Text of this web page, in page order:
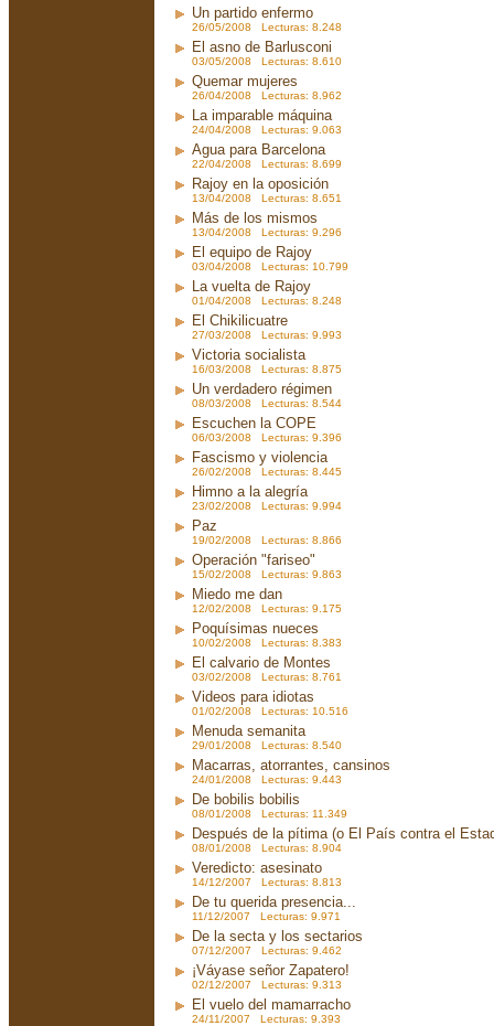
Un partido enfermo
26/05/2008 Lecturas: 8.248
El asno de Barlusconi
03/05/2008 Lecturas: 8.610
Quemar mujeres
26/04/2008 Lecturas: 8.962
La imparable máquina
24/04/2008 Lecturas: 9.063
Agua para Barcelona
22/04/2008 Lecturas: 8.699
Rajoy en la oposición
13/04/2008 Lecturas: 8.651
Más de los mismos
13/04/2008 Lecturas: 9.296
El equipo de Rajoy
03/04/2008 Lecturas: 10.799
La vuelta de Rajoy
01/04/2008 Lecturas: 8.248
El Chikilicuatre
27/03/2008 Lecturas: 9.993
Victoria socialista
16/03/2008 Lecturas: 8.875
Un verdadero régimen
08/03/2008 Lecturas: 8.544
Escuchen la COPE
06/03/2008 Lecturas: 9.396
Fascismo y violencia
26/02/2008 Lecturas: 8.445
Himno a la alegría
23/02/2008 Lecturas: 9.994
Paz
19/02/2008 Lecturas: 8.866
Operación "fariseo"
15/02/2008 Lecturas: 9.863
Miedo me dan
12/02/2008 Lecturas: 9.175
Poquísimas nueces
10/02/2008 Lecturas: 8.383
El calvario de Montes
03/02/2008 Lecturas: 8.761
Videos para idiotas
01/02/2008 Lecturas: 10.516
Menuda semanita
29/01/2008 Lecturas: 8.540
Macarras, atorrantes, cansinos
24/01/2008 Lecturas: 9.443
De bobilis bobilis
08/01/2008 Lecturas: 11.349
Después de la pítima (o El País contra el
08/01/2008 Lecturas: 8.904
Veredicto: asesinato
14/12/2007 Lecturas: 8.813
De tu querida presencia...
11/12/2007 Lecturas: 9.971
De la secta y los sectarios
07/12/2007 Lecturas: 9.462
¡Váyase señor Zapatero!
02/12/2007 Lecturas: 9.313
El vuelo del mamarracho
24/11/2007 Lecturas: 9.393